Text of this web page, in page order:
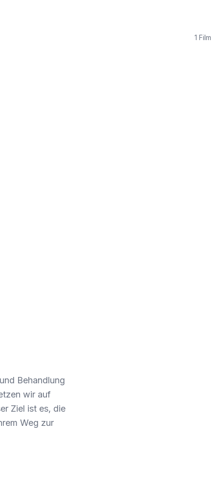
1 Film
Behandlung
wir auf
Ziel ist es, die
Weg zur